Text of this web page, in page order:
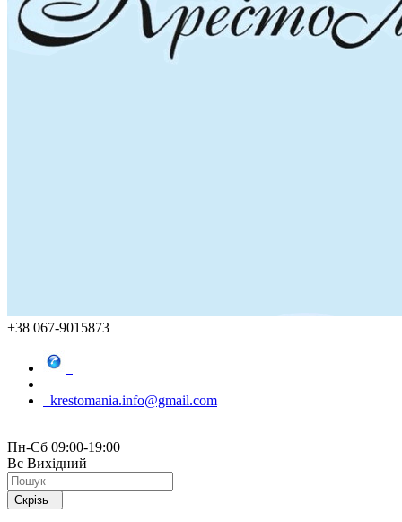
+38 067-9015873
krestomania.info@gmail.com
Пн-Сб 09:00-19:00
Вс Вихідний
Скрізь